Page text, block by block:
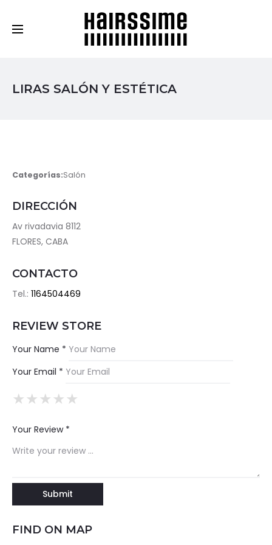
LIRAS SALÓN Y ESTÉTICA
Categorías:Salón
DIRECCIÓN
Av rivadavia 8112
FLORES, CABA
CONTACTO
Tel.: 1164504469
REVIEW STORE
Your Name *
Your Email *
★
★★
★★★
★★★★
★★★★★
Your Review *
FIND ON MAP